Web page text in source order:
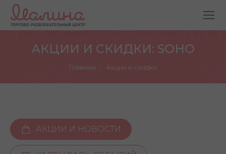
АКЦИИ И СКИДКИ: SOHO
Главная Акции и скидки
АКЦИИ И НОВОСТИ